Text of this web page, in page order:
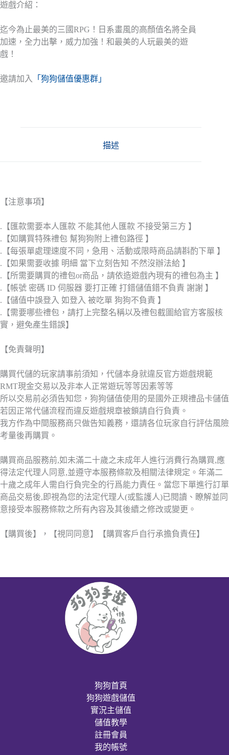
NT$30
到
NT$2,600
遊戲介紹：
迄今為止最美的三國RPG！日系畫風的高顏值名將全員
加速，全力出擊，威力加強！和最美的人玩最美的遊
戲！
邀請加入 「狗狗儲值優惠群」
描述
【注意事項】
.【匯款需要本人匯款 不能其他人匯款 不接受第三方 】
.【如購買特殊禮包 幫狗狗附上禮包路徑 】
.【每張單處理速度不同，急用、活動或限時商品請斟酌下單 】
.【如果需要收據 明細 當下立刻告知 不然沒辦法給 】
.【所需要購買的禮包or商品，請依造遊戲內現有的禮包為主 】
.【帳號 密碼 ID 伺服器 要打正確 打錯儲值錯不負責 謝謝 】
.【儲值中誤登入 如登入 被吃單 狗狗不負責 】
.【需要哪些禮包，請打上完整名稱以及禮包截圖給官方客服核
實，避免產生錯誤】
【免責聲明】
購買代儲的玩家請事前須知，代儲本身就違反官方遊戲規範
RMT現金交易以及非本人正常遊玩等等因素等等
所以交易前必須告知您，狗狗儲值使用的是國外正規禮品卡儲值
若因正常代儲流程而違反遊戲規章被鎖請自行負責。
我方作為中間服務商只做告知義務，還請各位玩家自行評估風險
考量後再購買。
購買商品服務前,如未滿二十歲之未成年人進行消費行為購買,應
得法定代理人同意,並遵守本服務條款及相關法律規定。年滿二
十歲之成年人需自行負完全的行爲能力責任。當您下單進行訂單
商品交易後,即視為您的法定代理人(或監護人)已閱讀、瞭解並同
意接受本服務條款之所有內容及其後續之修改或變更。
【購買後】，【視同同意】【購買客戶自行承擔負責任】
狗狗首頁
狗狗遊戲儲值
實況主儲值
儲值教學
註冊會員
我的帳號